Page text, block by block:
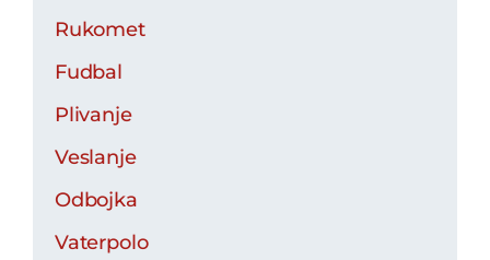
Rukomet
Fudbal
Plivanje
Veslanje
Odbojka
Vaterpolo